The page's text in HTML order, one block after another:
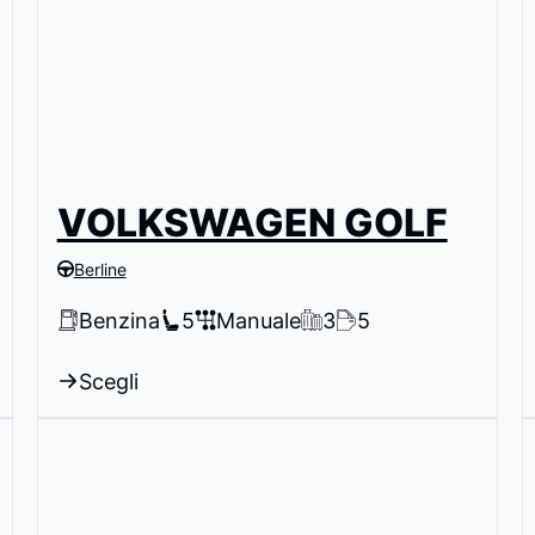
VOLKSWAGEN GOLF
Berline
Benzina 5 Manuale 3 5
Scegli